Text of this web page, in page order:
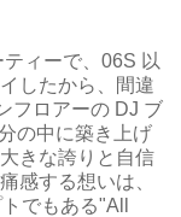
ィーで、06S 以
したから、間違
フロアーの DJ ブ
の中に築き上げ
きな誇りと自信
感する想いは、
でもある"All